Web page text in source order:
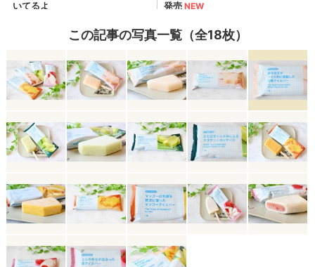
この記事の写真一覧（全18枚）